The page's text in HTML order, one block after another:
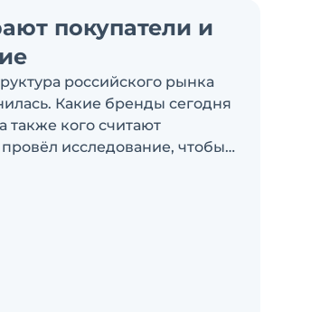
покупатели и
российского рынка
Какие бренды сегодня
также кого считают
исследование, чтобы